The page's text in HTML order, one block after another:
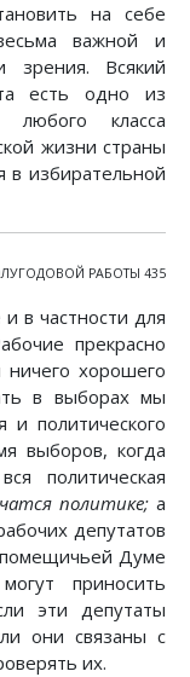
на себе
важной и
зрения. Всякий
есть одно из
любого класса
жизни страны
в избирательной
РАБОТЫ 435
в частности для
прекрасно
хорошего
в выборах мы
политического
выборов, когда
политическая
политике;а
депутатов
Думе
приносить
эти депутаты
они связаны с
их.